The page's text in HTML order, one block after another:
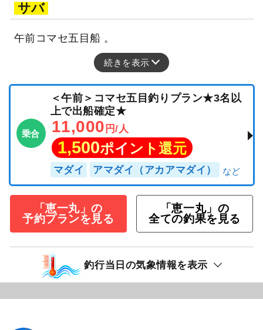
サバ
午前コマセ五目船 。
続きを表示
乗合
＜午前＞コマセ五目釣りプラン★3名以
上で出船確定★
11,000 円/人
1,500ポイント還元
マダイ アマダイ（アカアマダイ）
「恵一丸」の
予約プランを見る
「恵一丸」の
全ての釣果を見る
釣行当日の気象情報を表示